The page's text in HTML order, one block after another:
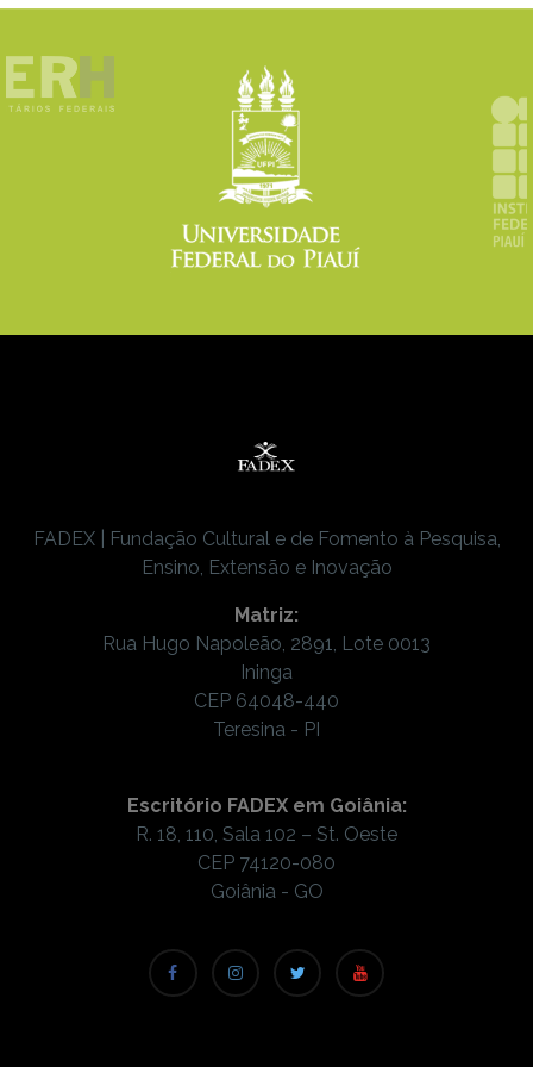
FADEX | Fundação Cultural e de Fomento à Pesquisa,
Ensino, Extensão e Inovação
Matriz:
Rua Hugo Napoleão, 2891, Lote 0013
Ininga
CEP 64048-440
Teresina - PI
Escritório FADEX em Goiânia:
R. 18, 110, Sala 102 – St. Oeste
CEP 74120-080
Goiânia - GO